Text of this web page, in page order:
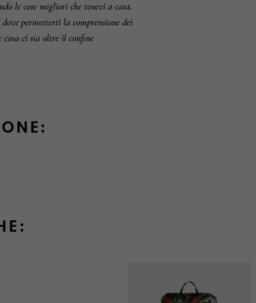
le cose migliori che tenevi a casa.
permetterti la comprensione dei
cosa ci sia oltre il confine